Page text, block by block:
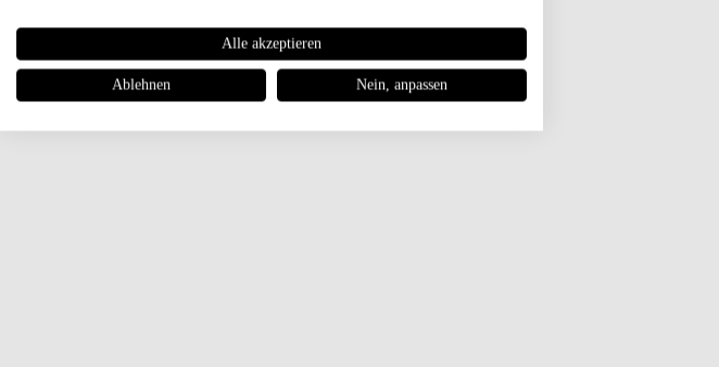
Alle akzeptieren
Ablehnen Nein, anpassen